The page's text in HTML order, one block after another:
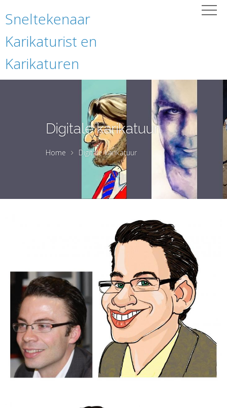
Sneltekenaar
Karikaturist en
Karikaturen
Digitale karikatuur
Home Digitale karikatuur